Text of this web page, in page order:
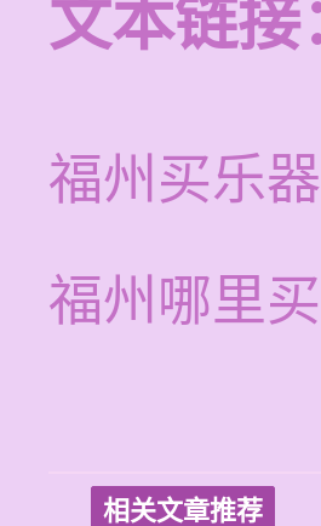
文本链接
福州买乐
福州哪里
相关文章推荐